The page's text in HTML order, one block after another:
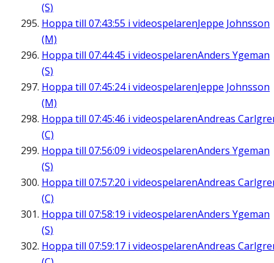
(S)
Hoppa till 07:43:55 i videospelarenJeppe Johnsson
(M)
Hoppa till 07:44:45 i videospelarenAnders Ygeman
(S)
Hoppa till 07:45:24i videospelarenJeppe Johnsson
(M)
Hoppa till 07:45:46 i videospelarenAndreas
(C)
Hoppa till 07:56:09 i videospelarenAnders Ygeman
(S)
Hoppa till 07:57:20 i videospelarenAndreas
(C)
Hoppa till 07:58:19 i videospelarenAnders Ygeman
(S)
Hoppa till 07:59:17 i videospelarenAndreas